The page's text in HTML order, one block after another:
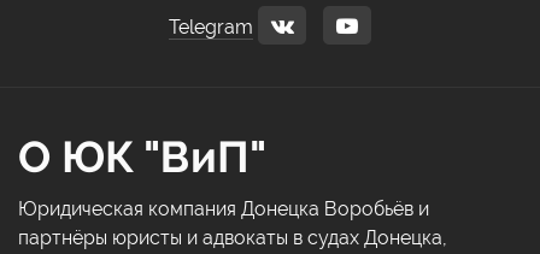
Telegram
О ЮК "ВиП"
Юридическая компания Донецка Воробьёв и
партнёры юристы и адвокаты в судах Донецка,